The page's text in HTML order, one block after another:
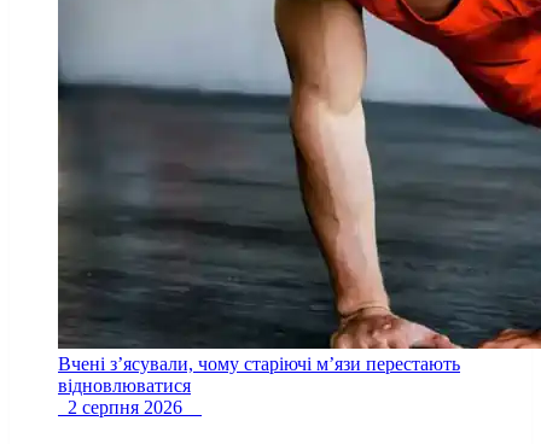
Вчені з’ясували, чому старіючі м’язи перестають
відновлюватися
2 серпня 2026